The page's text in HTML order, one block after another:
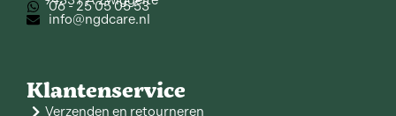
06 - 25 05 05 53
info@ngdcare.nl
Klantenservice
Verzenden en retourneren